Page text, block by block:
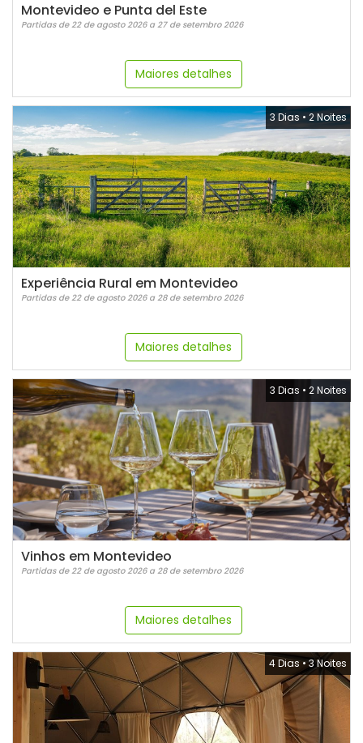
Montevideo e Punta del Este
Partidas de 22 de agosto 2026 a 27 de setembro 2026
Maiores detalhes
3 Dias • 2 Noites
Experiência Rural em Montevideo
Partidas de 22 de agosto 2026 a 28 de setembro 2026
Maiores detalhes
3 Dias • 2 Noites
Vinhos em Montevideo
Partidas de 22 de agosto 2026 a 28 de setembro 2026
Maiores detalhes
4 Dias•3 Noites